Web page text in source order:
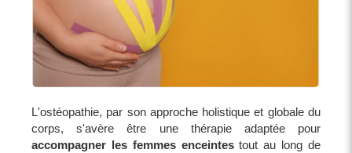
L'ostéopathie, par son approche holistique et globale du
corps, s'avère être une thérapie adaptée pour
accompagner les femmes enceintestout au long de